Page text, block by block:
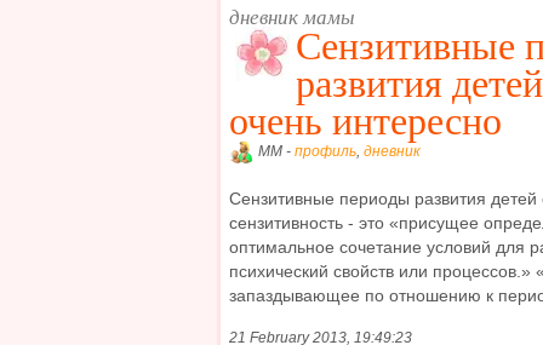
дневник мамы
Сензитивные
развития
очень интересно
MM - профиль, дневник
Сензитивные периоды развития детей
сензитивность - это «присущее
оптимальное сочетание условий для
психический свойств или
запаздывающее по отношению к
21 February 2013, 19:49:23